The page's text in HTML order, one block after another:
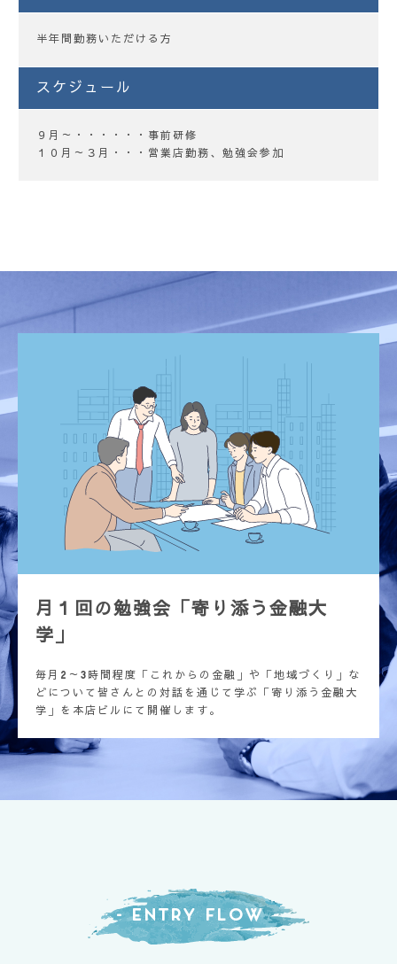
半年間勤務いただける方
スケジュール
９月～・・・・・・事前研修
１０月～３月・・・営業店勤務、勉強会参加
月１回の勉強会「寄り添う金融大
学」
毎月2～3時間程度「これからの金融」や「地域づくり」な
どについて皆さんとの対話を通じて学ぶ「寄り添う金融大
学」を本店ビルにて開催します。
- Entry Flow -